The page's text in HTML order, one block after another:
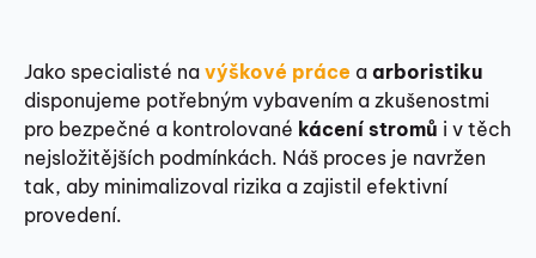
Jako specialisté na výškové práce a arboristiku
disponujeme potřebným vybavením a zkušenostmi
pro bezpečné a kontrolované kácení stromů i v těch
nejsložitějších podmínkách. Náš proces je navržen
tak, aby minimalizoval rizika a zajistil efektivní
provedení.